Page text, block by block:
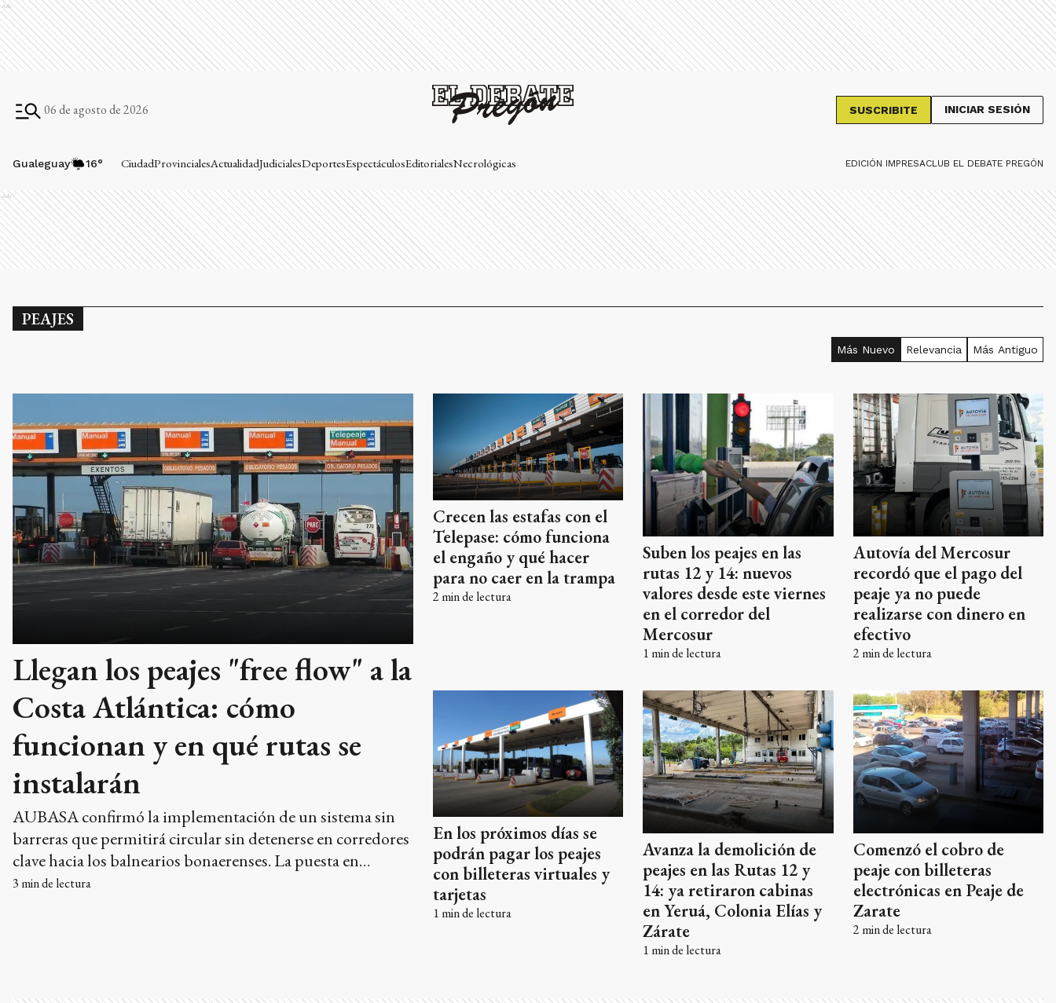
Ads
06 de agosto de 2026 SUSCRIBITE INICIAR SESIÓN
Gualeguay 16° CiudadProvincialesActualidadJudicialesDeportesEspectáculosEditorialesNecrológicas EDICIÓN IMPRESACLUB EL DEBATE PREGÓN
Ads
PEAJES
Más Nuevo Relevancia Más Antiguo
Llegan los peajes "free flow" a la
Costa Atlántica: cómo
funcionan y en qué rutas se
instalarán
AUBASA confirmó la implementación de un sistema sin
barreras que permitirá circular sin detenerse en corredores
clave hacia los balnearios bonaerenses. La puesta en
marcha plena está prevista para el tercer trimestre de 2026.
3 min de lectura
Crecen las estafas con el
Telepase: cómo funciona
el engaño y qué hacer
para no caer en la trampa
2 min de lectura
Suben los peajes en las
rutas 12 y 14: nuevos
valores desde este viernes
en el corredor del
Mercosur
1 min de lectura
Autovía del Mercosur
recordó que el pago del
peaje ya no puede
realizarse con dinero en
efectivo
2 min de lectura
En los próximos días se
podrán pagar los peajes
con billeteras virtuales y
tarjetas
1 min de lectura
Avanza la demolición de
peajes en las Rutas 12 y
14: ya retiraron cabinas
en Yeruá, Colonia Elías y
Zárate
1 min de lectura
Comenzó el cobro de
peaje con billeteras
electrónicas en Peaje de
Zarate
2 min de lectura